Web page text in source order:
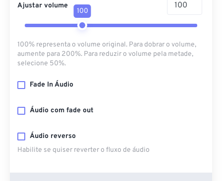
Ajustar volume
100
100% representa o volume original. Para dobrar o volume,
aumente para 200%. Para reduzir o volume pela metade,
selecione 50%.
Fade In Áudio
Áudio com fade out
Áudio reverso
Habilite se quiser reverter o fluxo de áudio